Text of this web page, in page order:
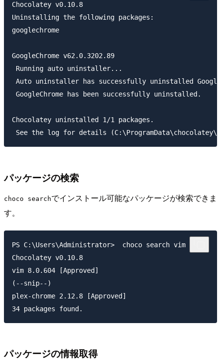
Chocolatey v0.10.8
Uninstalling the following packages:
googlechrome
GoogleChrome v62.0.3202.89
Running auto uninstaller...
Auto uninstaller has successfully uninstalled
GoogleChrome has been successfully uninstalled.
Chocolatey uninstalled 1/1 packages.
パッケージの検索
choco searchでインストール可能なパッケージが検索できま
す。
PS C:\Users\Administrator>  choco search vim
Chocolatey v0.10.8
vim 8.0.604 [Approved]
(--snip--)
plex-chrome 2.12.8 [Approved]
パッケージの情報取得